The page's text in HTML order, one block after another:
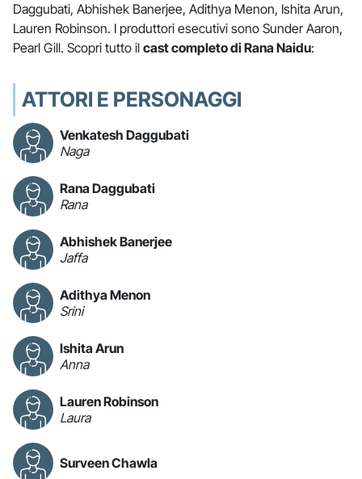
Daggubati, Abhishek Banerjee, Adithya Menon, Ishita Arun,
Lauren Robinson. I produttori esecutivi sono Sunder Aaron,
Pearl Gill. Scopri tutto il cast completo di Rana Naidu:
ATTORI E PERSONAGGI
Venkatesh Daggubati
Naga
Rana Daggubati
Rana
Abhishek Banerjee
Jaffa
Adithya Menon
Srini
Ishita Arun
Anna
Lauren Robinson
Laura
Surveen Chawla